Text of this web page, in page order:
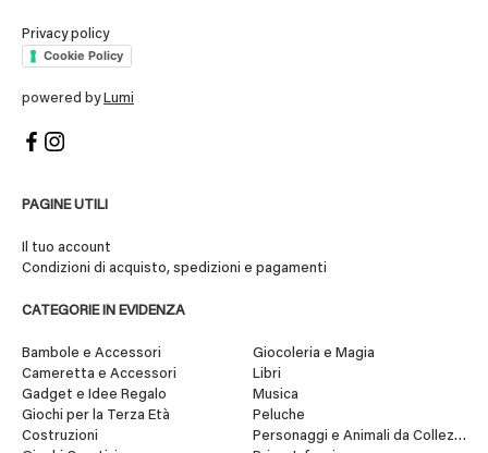
Privacy policy
Cookie Policy
powered by Lumi
PAGINE UTILI
Il tuo account
Condizioni di acquisto, spedizioni e pagamenti
CATEGORIE IN EVIDENZA
Bambole e Accessori
Cameretta e Accessori
Gadget e Idee Regalo
Giochi per la Terza Età
Costruzioni
Giocoleria e Magia
Libri
Musica
Peluche
Personaggi e Animali da Collezione